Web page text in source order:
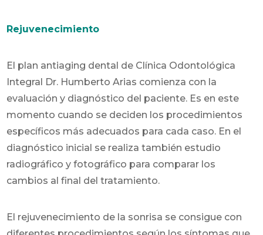
Rejuvenecimiento
El plan antiaging dental de Clínica Odontológica
Integral Dr. Humberto Arias comienza con la
evaluación y diagnóstico del paciente. Es en este
momento cuando se deciden los procedimientos
específicos más adecuados para cada caso. En el
diagnóstico inicial se realiza también estudio
radiográfico y fotográfico para comparar los
cambios al final del tratamiento.
El rejuvenecimiento de la sonrisa se consigue con